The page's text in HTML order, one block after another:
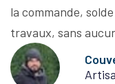
la commande,
travaux, sans